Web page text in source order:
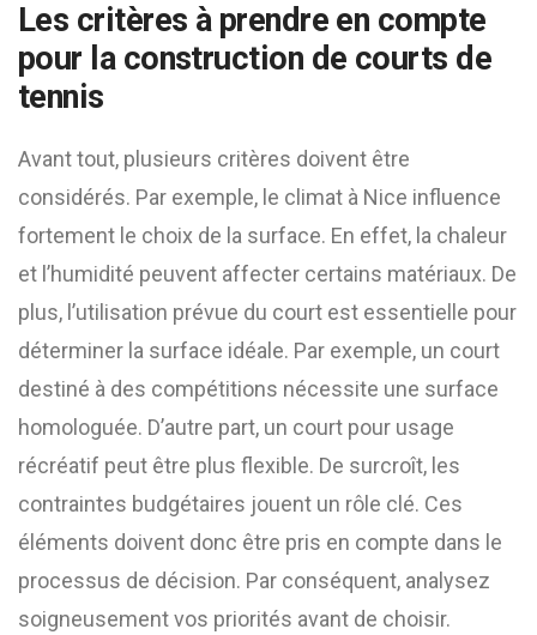
Les critères à prendre en compte
pour la construction de courts de
tennis
Avant tout, plusieurs critères doivent être
considérés. Par exemple, le climat à Nice influence
fortement le choix de la surface. En effet, la chaleur
et l’humidité peuvent affecter certains matériaux. De
plus, l’utilisation prévue du court est essentielle pour
déterminer la surface idéale. Par exemple, un court
destiné à des compétitions nécessite une surface
homologuée. D’autre part, un court pour usage
récréatif peut être plus flexible. De surcroît, les
contraintes budgétaires jouent un rôle clé. Ces
éléments doivent donc être pris en compte dans le
processus de décision. Par conséquent, analysez
soigneusement vos priorités avant de choisir.